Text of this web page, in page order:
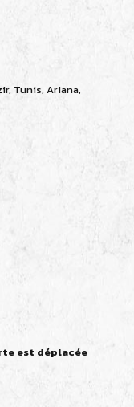
Tunis, Ariana,
est déplacée